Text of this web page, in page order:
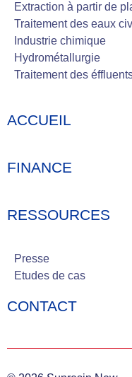
Extraction à partir de
Traitement des eaux
Industrie chimique
Hydrométallurgie
Traitement des
ACCUEIL
FINANCE
RESSOURCES
Presse
Etudes de cas
CONTACT